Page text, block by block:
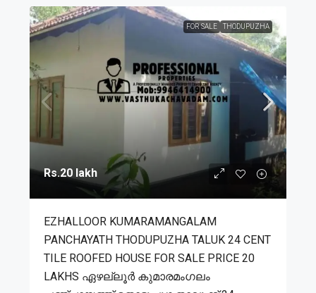
FOR SALE THODUPUZHA
Rs.20 lakh
EZHALLOOR KUMARAMANGALAM
PANCHAYATH THODUPUZHA TALUK 24 CENT
TILE ROOFED HOUSE FOR SALE PRICE 20
LAKHS ഏഴല്ലൂർ കുമാരമംഗലം